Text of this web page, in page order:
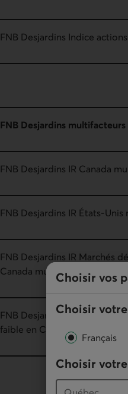
Choisir vos
Choisir
Français
Choisir
FNB Desjardins Indice
FNB Desjardins
FNB Desjardins IR Canada
FNB Desjardins IR États-
FNB Desjardins IR Marchés
Canada multifacteurs faible en
FNB Desjardins IR Marchés
faible en CO2